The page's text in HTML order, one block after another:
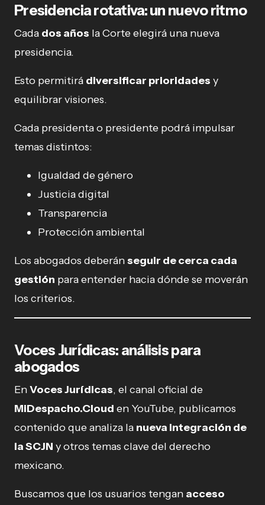
Presidencia rotativa: un nuevo ritmo
Cada dos años la Corte elegirá una nueva
presidencia.
Esto permitirá diversificar prioridades y
equilibrar visiones.
Cada presidenta o presidente podrá impulsar
temas distintos:
Igualdad de género
Justicia digital
Transparencia
Protección ambiental
Los abogados deberánseguir de cerca cada
gestión para entender hacia dónde se moverán
los criterios.
Voces Jurídicas: análisis para
abogados
EnVoces Jurídicas, el canal oficial de
MiDespacho.Cloud en YouTube, publicamos
contenido que analiza la nueva integración de
la SCJN y otros temas clave del derecho
mexicano.
Buscamos que los usuarios tengan acceso